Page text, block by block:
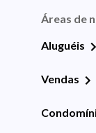
Áreas de
Aluguéis
Vendas